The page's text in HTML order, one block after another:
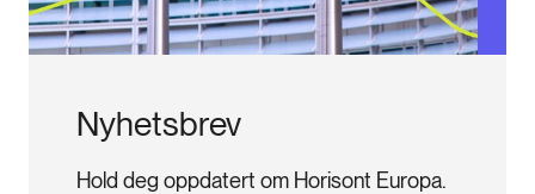
Nyhetsbrev
Hold deg oppdatert om Horisont Europa.